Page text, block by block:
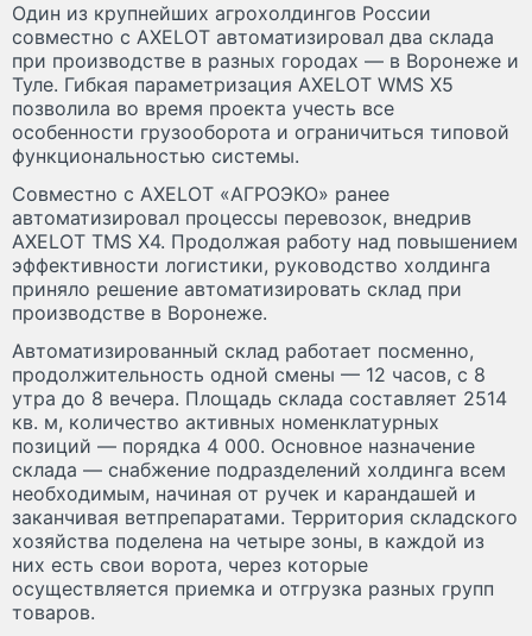
Один из крупнейших агрохолдингов России
совместно с AXELOT автоматизировал два склада
при производстве в разных городах — в Воронеже и
Туле. Гибкая параметризация AXELOT WMS X5
позволила во время проекта учесть все
особенности грузооборота и ограничиться типовой
функциональностью системы.
Совместно с AXELOT «АГРОЭКО» ранее
автоматизировал процессы перевозок, внедрив
AXELOT TMS X4. Продолжая работу над повышением
эффективности логистики, руководство холдинга
приняло решение автоматизировать склад при
производстве в Воронеже.
Автоматизированный склад работает посменно,
продолжительность одной смены — 12 часов, с 8
утра до 8 вечера. Площадь склада составляет 2514
кв. м, количество активных номенклатурных
позиций — порядка 4 000. Основное назначение
склада — снабжение подразделений холдинга всем
необходимым, начиная от ручек и карандашей и
заканчивая ветпрепаратами. Территория складского
хозяйства поделена на четыре зоны, в каждой из
них есть свои ворота, через которые
осуществляется приемка и отгрузка разных групп
товаров.